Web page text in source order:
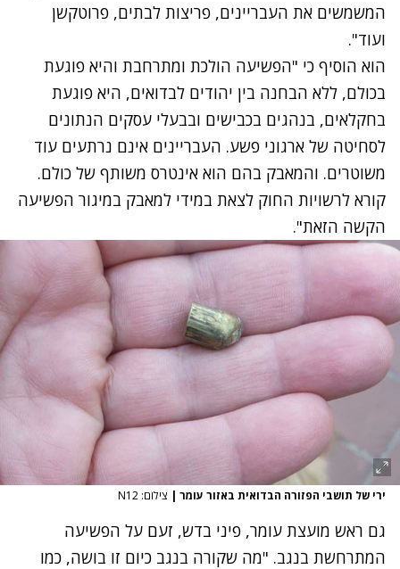
המשמשים את העבריינים, פריצות לבתים, פרוטקשן
ועוד".
הוא הוסיף כי "הפשיעה הולכת ומתרחבת והיא פוגעת
בכולם, ללא הבחנה בין יהודים לבדואים, היא פוגעת
בחקלאים, בנהגים בכבישים ובבעלי עסקים הנתונים
לסחיטה של ארגוני פשע. העבריינים אינם נרתעים עוד
משוטרים. והמאבק בהם הוא אינטרס משותף של כולם.
קורא לרשויות החוק לצאת במידי למאבק במיגור הפשיעה
הקשה הזאת".
ירי של תושבי הפזורה הבדואית באזור עומר | צילום: N12
גם ראש מועצת עומר, פיני בדש, זעם על הפשיעה
המתרחשת בנגב. "מה שקורה בנגב כיום זו בושה, כמו